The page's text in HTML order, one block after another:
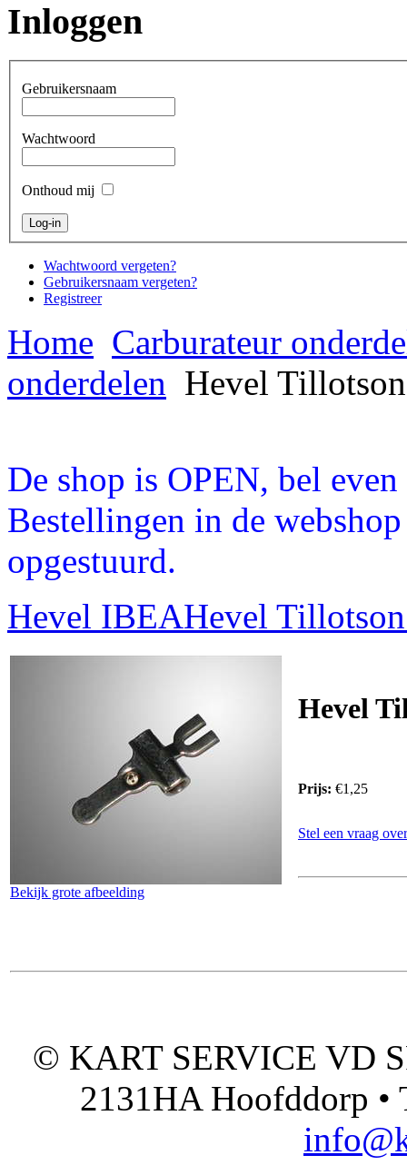
Inloggen
Gebruikersnaam
Wachtwoord
Onthoud mij
Wachtwoord vergeten?
Gebruikersnaam vergeten?
Registreer
Home Carburateur
onderdelen Hevel Tillotson
De shop is OPEN, bel
Bestellingen in de
opgestuurd.
Hevel IBEAHevel
Bekijk grote afbeelding
Hevel
Prijs: €1,25
Stel een vraag
© KART SERVICE VD
2131HA Hoofddorp •